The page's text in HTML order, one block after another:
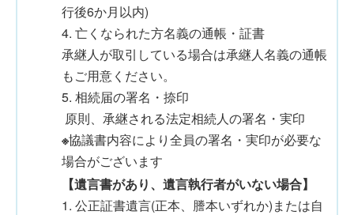
行後6か月以内)
4. 亡くなられた方名義の通帳・証書
承継人が取引している場合は承継人名義の通帳
もご用意ください。
5. 相続届の署名・捺印
原則、承継される法定相続人の署名・実印
※協議書内容により全員の署名・実印が必要な
場合がございます
【遺言書があり、遺言執行者がいない場合】
1. 公正証書遺言(正本、謄本いずれか)または自